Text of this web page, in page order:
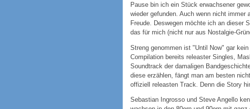
Pause bin ich ein Stück erwachsener
wieder gefunden. Auch wenn nicht
Freude. Deswegen möchte ich an dieser
das für mich (nicht nur aus Nostalgie-
Streng genommen ist "Until Now" gar
Compilation bereits releaster Singles,
Soundtrack der damaligen
diese erzählen, fängt man am besten
offiziell releasten Track. Denn die Story
Sebastian Ingrosso und Steve Angello